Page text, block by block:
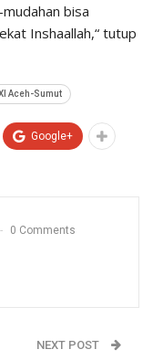
bisa
Inshaallah,“ tutup
Aceh-Sumut
Google+
0 Comments
NEXT POST